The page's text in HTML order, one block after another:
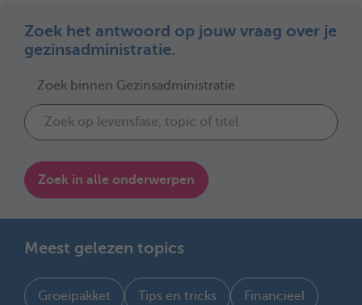
Zoek het antwoord op jouw vraag over je
gezinsadministratie.
Zoek binnen Gezinsadministratie
Zoek in alle onderwerpen
Meest gelezen topics
Groeipakket Tips en tricks Financieel